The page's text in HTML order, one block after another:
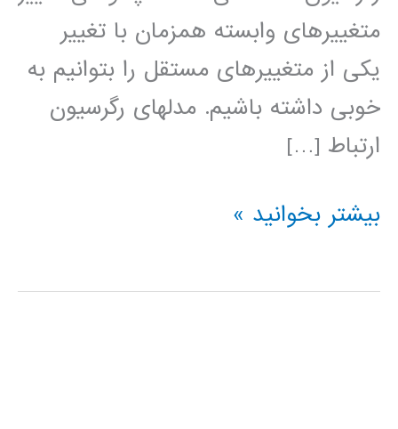
متغییرهای وابسته همزمان با تغییر
یکی از متغییرهای مستقل را بتوانیم به
خوبی داشته باشیم. مدلهای رگرسیون
ارتباط […]
فیلم
فارسی
بیشتر بخوانید »